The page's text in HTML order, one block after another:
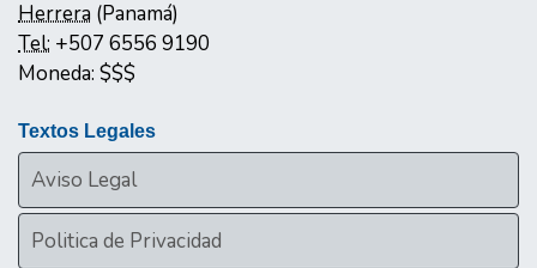
Herrera (Panamá)
Tel: +507 6556 9190
Moneda: $$$
Textos Legales
Aviso Legal
Politica de Privacidad